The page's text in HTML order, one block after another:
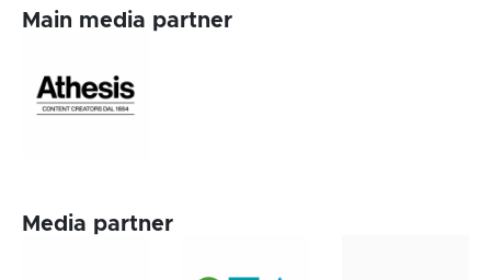
Main media partner
Media partner